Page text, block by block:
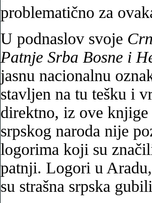
problematično za
U podnaslov svoje
Patnje Srba Bosne i
jasnu nacionalnu
stavljen na tu tešku i
direktno, iz ove
srpskog naroda nije
logorima koji su
patnji. Logori u
su strašna srpska